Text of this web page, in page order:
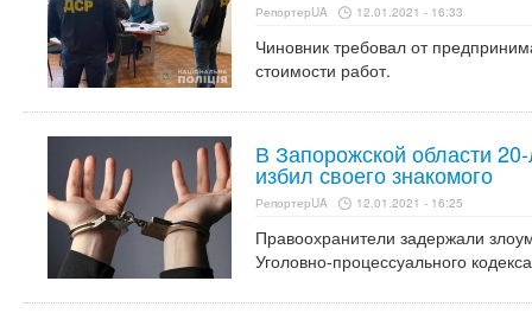
РепортерUA 12.01.2021 - 16:33
Чиновник требовал от
стоимости работ.
В Запорожской области
избил своего знакомого
РепортерUA 12.01.2021 - 16:25
Правоохранители задержали
Уголовно-процессуального